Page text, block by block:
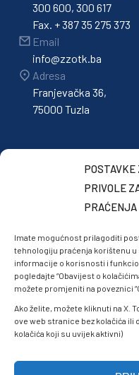
POSTAVKE
PRIVOLE
PRAĆENJA
Imate mogućnost prilagoditi
tehnologiju praćenja korištenu u
informacije o korisnosti i
pogledajte “Obavijest o
možete promjeniti na poveznici
Ako želite, možete kliknuti na X.
ove web stranice bez kolačića ili
kolačića koji su uvijek aktivni)
300 600, 300 617
Fax. + 387 35 275 373
Email
info@zzotk.ba
Adresa
Franjevačka 36,
75000 Tuzla